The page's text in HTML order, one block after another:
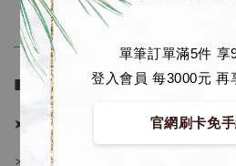
單筆訂單滿5件 享
登入會員 每3000元 再
官網刷卡免
──────────────
■ 販售資訊 (NT$)：
➤ 價格 3580元 (訂金1980)
＊ 國際運費另計